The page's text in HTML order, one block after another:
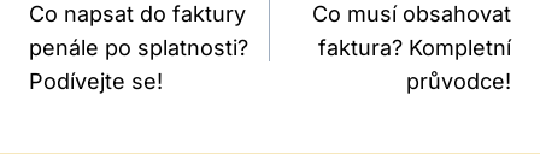
Pro
Příspěvek
Co napsat do faktury
penále po splatnosti?
Podívejte se!
Co musí obsahovat
faktura? Kompletní
průvodce!